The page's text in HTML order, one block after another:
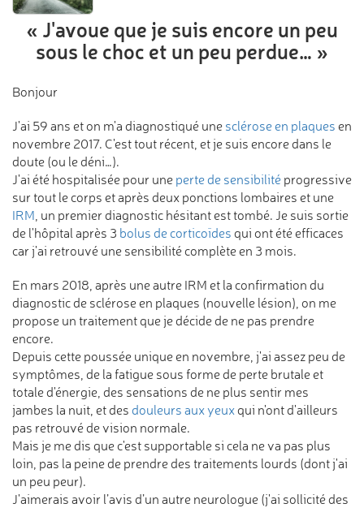
« J'avoue que je suis encore un peu
sous le choc et un peu perdue… »
Bonjour
J'ai 59 ans et on m'a diagnostiqué une sclérose en plaques en
novembre 2017. C'est tout récent, et je suis encore dans le
doute (ou le déni…).
J'ai été hospitalisée pour une perte de sensibilité progressive
sur tout le corps et après deux ponctions lombaires et une
IRM, un premier diagnostic hésitant est tombé. Je suis sortie
de l'hôpital après 3 bolus de corticoïdes qui ont été efficaces
car j'ai retrouvé une sensibilité complète en 3 mois.
En mars 2018, après une autre IRM et la confirmation du
diagnostic de sclérose en plaques (nouvelle lésion), on me
propose un traitement que je décide de ne pas prendre
encore.
Depuis cette poussée unique en novembre, j'ai assez peu de
symptômes, de la fatigue sous forme de perte brutale et
totale d'énergie, des sensations de ne plus sentir mes
jambes la nuit, et des douleurs aux yeuxqui n'ont d'ailleurs
pas retrouvé de vision normale.
Mais je me dis que c'est supportable si cela ne va pas plus
loin, pas la peine de prendre des traitements lourds (dont j'ai
un peu peur).
J'aimerais avoir l’avis d’un autre neurologue (j'ai sollicité des